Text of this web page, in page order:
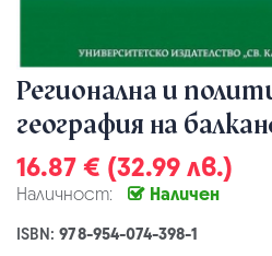
Регионална и
география на
16.87 € (32.99 лв.)
Наличност: Наличен
ISBN:978-954-074-398-1